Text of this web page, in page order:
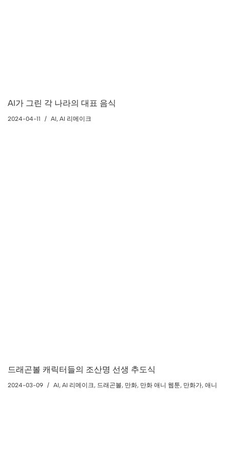
AI가 그린 각 나라의 대표 음식
2024-04-11 AI, AI 리메이크
드래곤볼 캐릭터들의 조산명 선생 추도식
2024-03-09 AI, AI 리메이크, 드래곤볼, 만화, 만화 애니 웹툰, 만화가, 애니